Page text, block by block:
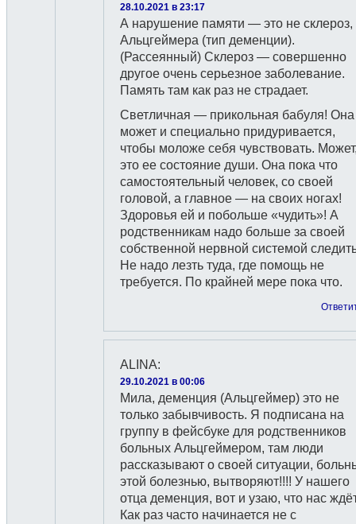
28.10.2021 в 23:17
А нарушение памяти — это не склероз,
Альцгеймера (тип деменции).
(Рассеянный) Склероз — совершенно
другое очень серьезное заболевание.
Память там как раз не страдает.
Светличная — прикольная бабуля! Она
может и специально придуривается,
чтобы моложе себя чувствовать.
это ее состояние души. Она пока что
самостоятельный человек, со своей
головой, а главное — на своих ногах!
Здоровья ей и побольше «чудить»! А
родственникам надо больше за своей
собственной нервной системой
Не надо лезть туда, где помощь не
требуется. По крайней мере пока что.
ALINA:
29.10.2021 в 00:06
Мила, деменция (Альцгеймер) это не
только забывчивость. Я подписана на
группу в фейсбуке для родственников
больных Альцгеймером, там люди
рассказывают о своей ситуации,
этой болезнью, вытворяют!!!! У нашего
отца деменция, вот и узаю, что нас
Как раз часто начинается не с